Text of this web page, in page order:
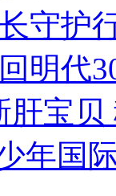
守护
明代
肝宝
年国